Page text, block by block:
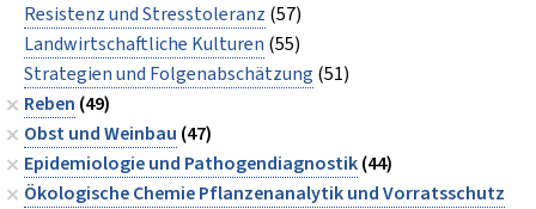
Resistenz und Stresstoleranz (57)
Landwirtschaftliche Kulturen (55)
Strategien und Folgenabschätzung (51)
Reben (49)
Obst und Weinbau (47)
Epidemiologie und Pathogendiagnostik(44)
Ökologische Chemie Pflanzenanalytik und Vorratsschutz